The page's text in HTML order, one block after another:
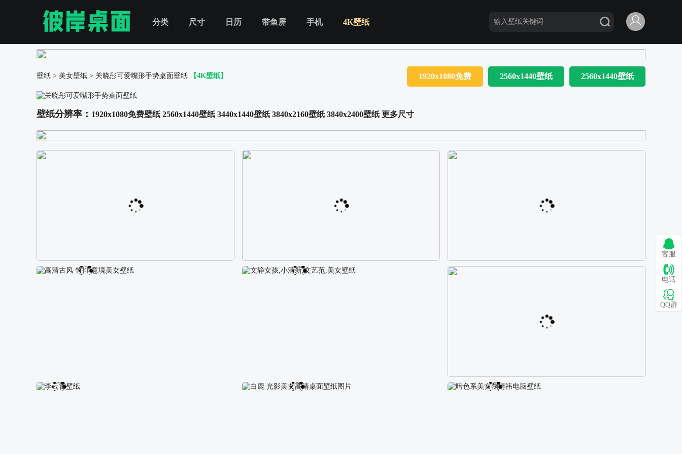
分类 尺寸 日历 带鱼屏 手机 4K壁纸
壁纸 > 美女壁纸 > 关晓彤可爱嘴形手势桌面壁纸 【4K壁纸】 1920x1080免费 2560x1440壁纸 2560x1440壁纸
壁纸分辨率： 1920x1080免费壁纸 2560x1440壁纸 3440x1440壁纸 3840x2160壁纸 3840x2400壁纸 更多尺寸
阿尔卑斯山区自然风景壁纸 校园长发可爱美女4K电脑壁纸 巴图 古风白衣女孩骑马壁纸
高清古风 竹排 意境美女壁纸 文静女孩,小清新,文艺范,美女壁纸
客服
电话
QQ群